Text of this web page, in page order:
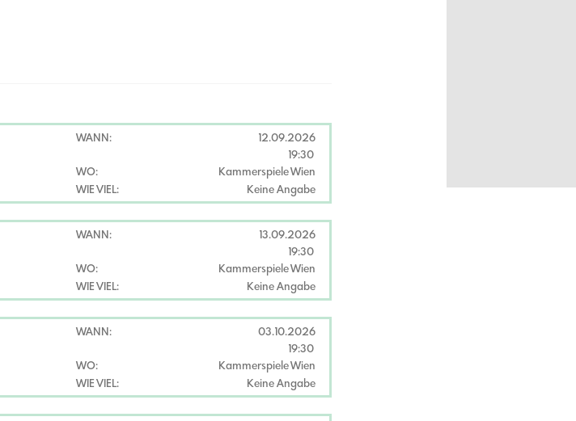
WANN:
12.09.2026
19:30
WO:
Kammerspiele Wien
WIE VIEL:
Keine Angabe
WANN:
13.09.2026
19:30
WO:
Kammerspiele Wien
WIE VIEL:
Keine Angabe
WANN:
03.10.2026
19:30
WO:
Kammerspiele Wien
WIE VIEL:
Keine Angabe